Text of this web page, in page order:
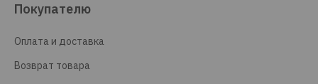
Покупателю
Оплата и доставка
Возврат товара